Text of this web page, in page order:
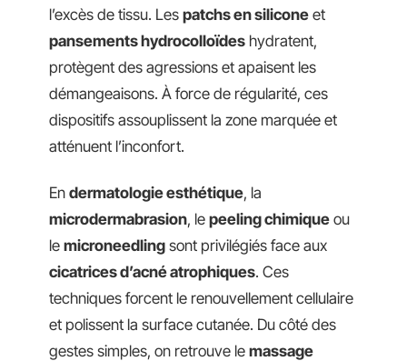
l’excès de tissu. Les patchs en silicone et
pansements hydrocolloïdes hydratent,
protègent des agressions et apaisent les
démangeaisons. À force de régularité, ces
dispositifs assouplissent la zone marquée et
atténuent l’inconfort.
En dermatologie esthétique, la
microdermabrasion, le peeling chimique ou
le microneedling sont privilégiés face aux
cicatrices d’acné atrophiques. Ces
techniques forcent le renouvellement cellulaire
et polissent la surface cutanée. Du côté des
gestes simples, on retrouve le massage